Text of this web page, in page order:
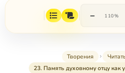
− 110%
Творения
23. Память духовному отцу как